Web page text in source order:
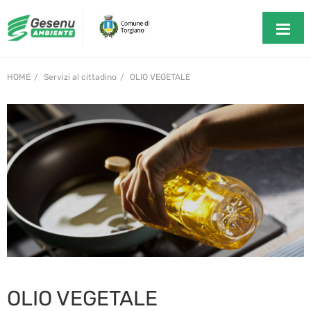
HOME Servizi al cittadino OLIO VEGETALE
OLIO VEGETALE